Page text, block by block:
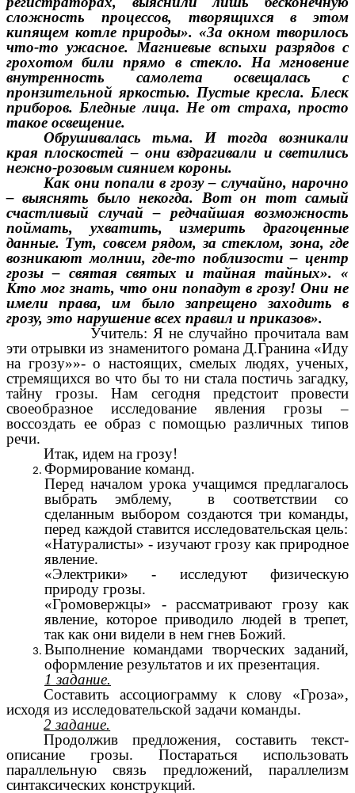
сложность процессов, творящихся в этом
кипящем котле природы». «За окном творилось
что-то ужасное. Магниевые вспыхи разрядов с
грохотом били прямо в стекло. На мгновение
внутренность самолета освещалась с
пронзительной яркостью. Пустые кресла. Блеск
приборов. Бледные лица. Не от страха, просто
такое освещение.
Обрушивалась тьма. И тогда возникали
края плоскостей – они вздрагивали и светились
нежно-розовым сиянием короны.
Как они попали в грозу – случайно, нарочно
– выяснять было некогда. Вот он тот самый
счастливый случай – редчайшая возможность
поймать, ухватить, измерить драгоценные
данные. Тут, совсем рядом, за стеклом, зона, где
возникают молнии, где-то поблизости – центр
грозы – святая святых и тайная тайных». «
Кто мог знать, что они попадут в грозу! Они не
имели права, им было запрещено заходить в
грозу, это нарушение всех правил и приказов».
Учитель: Я не случайно прочитала вам
эти отрывки из знаменитого романа Д.Гранина «Иду
на грозу»»- о настоящих, смелых людях, ученых,
стремящихся во что бы то ни стала постичь загадку,
тайну грозы. Нам сегодня предстоит провести
своеобразное исследование явления грозы –
воссоздать ее образ с помощью различных типов
речи.
Итак, идем на грозу!
Формирование команд.
Перед началом урока учащимся предлагалось
выбрать эмблему, в соответствии со
сделанным выбором создаются три команды,
перед каждой ставится исследовательская цель:
«Натуралисты» - изучают грозу как природное
явление.
«Электрики» - исследуют физическую
природу грозы.
«Громовержцы» - рассматривают грозу как
явление, которое приводило людей в трепет,
так как они видели в нем гнев Божий.
Выполнение командами творческих заданий,
оформление результатов и их презентация.
1 задание.
Составить ассоциограмму к слову «Гроза»,
исходя из исследовательской задачи команды.
2 задание.
Продолжив предложения, составить текст-
описание грозы. Постараться использовать
параллельную связь предложений, параллелизм
синтаксических конструкций.